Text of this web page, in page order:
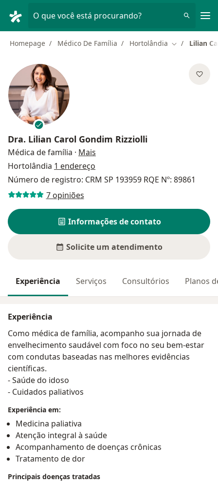
O que você está procurando?
Homepage Médico De Família Hortolândia Mudar de
Lilian
Dra. Lilian Carol Gondim Rizziolli
Médica de família · Mais
Hortolândia 1 endereço
Número de registro: CRM SP 193959 RQE Nº: 89861
7 opiniões
Informações de contato
Solicite um atendimento
Experiência Serviços Consultórios Planos
Experiência
Como médica de família, acompanho sua jornada de
envelhecimento saudável com foco no seu bem-estar
com condutas baseadas nas melhores evidências
científicas.
- Saúde do idoso
- Cuidados paliativos
Experiência em:
Medicina paliativa
Atenção integral à saúde
Acompanhamento de doenças crônicas
Tratamento de dor
Principais doenças tratadas